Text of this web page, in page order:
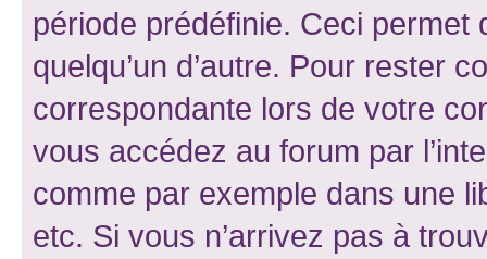
période prédéfinie. Ceci permet
quelqu’un d’autre. Pour rester
correspondante lors de votre
vous accédez au forum par
comme par exemple dans une
etc. Si vous n’arrivez pas à